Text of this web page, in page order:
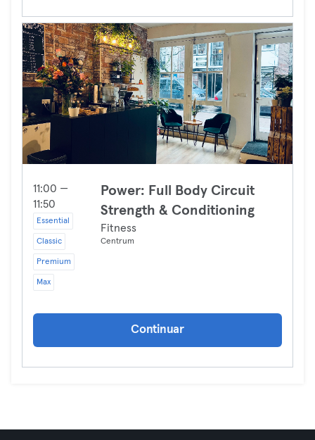
11:00 —
11:50
Essential
Classic
Premium
Max
Power: Full Body Circuit
Strength & Conditioning
Fitness
Centrum
Continuar